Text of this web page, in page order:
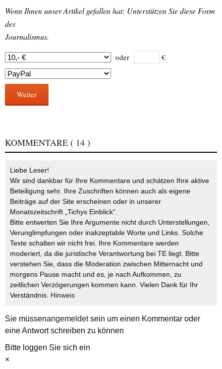
Wenn Ihnen unser Artikel gefallen hat: Unterstützen Sie diese Form
des
Journalismus.
oder €
Weiter
KOMMENTARE ( 14 )
Liebe Leser!
Wir sind dankbar für Ihre Kommentare und schätzen Ihre aktive
Beteiligung sehr. Ihre Zuschriften können auch als eigene
Beiträge auf der Site erscheinen oder in unserer
Monatszeitschrift „Tichys Einblick“.
Bitte entwerten Sie Ihre Argumente nicht durch Unterstellungen,
Verunglimpfungen oder inakzeptable Worte und Links. Solche
Texte schalten wir nicht frei. Ihre Kommentare werden
moderiert, da die juristische Verantwortung bei TE liegt. Bitte
verstehen Sie, dass die Moderation zwischen Mitternacht und
morgens Pause macht und es, je nach Aufkommen, zu
zeitlichen Verzögerungen kommen kann. Vielen Dank für Ihr
Verständnis. Hinweis
Sie müssenangemeldetsein um einen Kommentar oder
eine Antwort schreiben zu können
Bitte loggen Sie sich ein
×